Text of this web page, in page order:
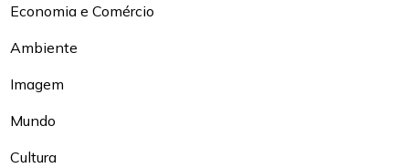
Economia e Comércio
Ambiente
Imagem
Mundo
Cultura